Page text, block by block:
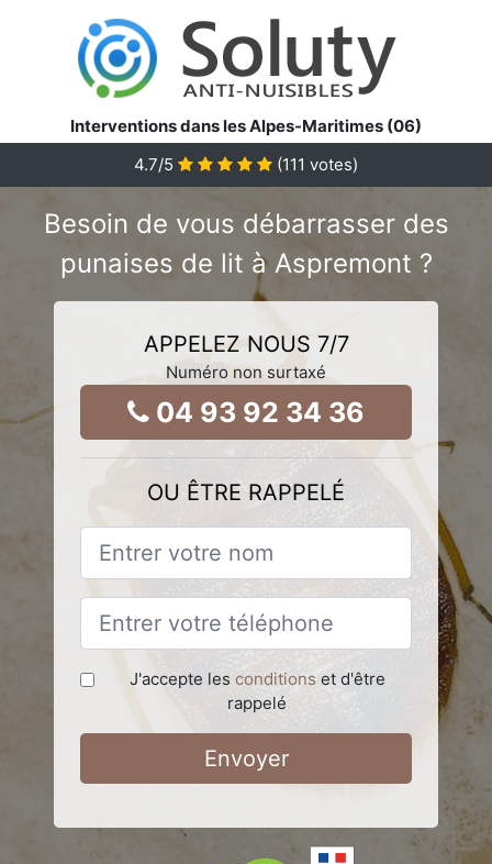
Interventions dans les Alpes-Maritimes (06)
4.7/5 (111 votes)
Besoin de vous débarrasser des
punaises de lit à Aspremont ?
APPELEZ NOUS 7/7
Numéro non surtaxé
04 93 92 34 36
OU ÊTRE RAPPELÉ
J'accepte les conditions et d'être
rappelé
Envoyer